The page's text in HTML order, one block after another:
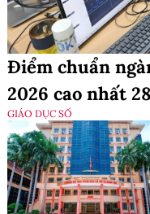
Điểm chuẩn
2026 cao nhất
GIÁO DỤC SỐ